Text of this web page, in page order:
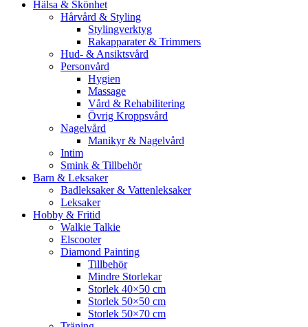
Hälsa & Skönhet
Hårvård & Styling
Stylingverktyg
Rakapparater & Trimmers
Hud- & Ansiktsvård
Personvård
Hygien
Massage
Vård & Rehabilitering
Övrig Kroppsvård
Nagelvård
Manikyr & Nagelvård
Intim
Smink & Tillbehör
Barn & Leksaker
Badleksaker & Vattenleksaker
Leksaker
Hobby & Fritid
Walkie Talkie
Elscooter
Diamond Painting
Tillbehör
Mindre Storlekar
Storlek 40×50 cm
Storlek 50×50 cm
Storlek 50×70 cm